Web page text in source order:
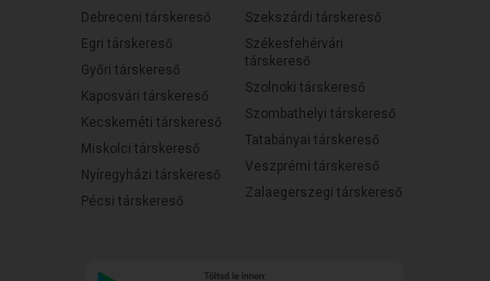
Debreceni társkereső
Egri társkereső
Győri társkereső
Kaposvári társkereső
Kecskeméti társkereső
Miskolci társkereső
Nyíregyházi társkereső
Pécsi társkereső
Szekszárdi társkereső
Székesfehérvári
társkereső
Szolnoki társkereső
Szombathelyi társkereső
Tatabányai társkereső
Veszprémi társkereső
Zalaegerszegi társkereső